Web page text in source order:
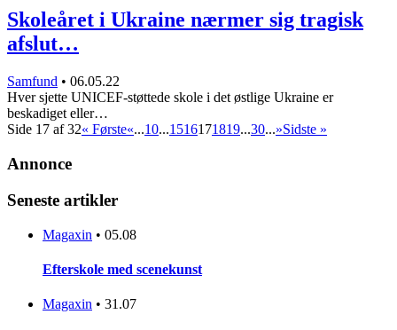
Skoleåret i Ukraine nærmer sig tragisk
afslut…
Samfund • 06.05.22
Hver sjette UNICEF-støttede skole i det østlige Ukraine er
beskadiget eller…
Side 17 af 32« Første«...10...1516171819...30...»Sidste »
Annonce
Seneste artikler
Magaxin • 05.08
Efterskole med scenekunst
Magaxin • 31.07